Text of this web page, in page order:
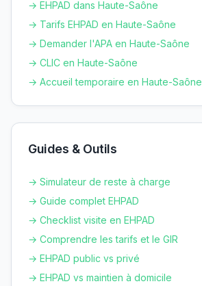
→ EHPAD dans Haute-Saône
→ Tarifs EHPAD en Haute-Saône
→ Demander l'APA en Haute-Saône
→ CLIC en Haute-Saône
→ Accueil temporaire en Haute-Saône
Guides & Outils
→ Simulateur de reste à charge
→ Guide complet EHPAD
→ Checklist visite en EHPAD
→ Comprendre les tarifs et le GIR
→ EHPAD public vs privé
→ EHPAD vs maintien à domicile